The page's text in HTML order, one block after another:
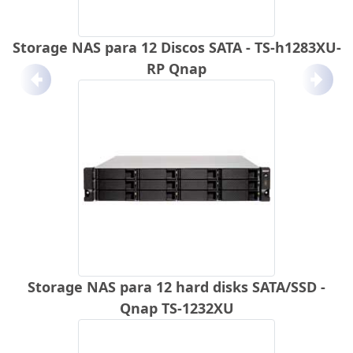
Storage NAS para 12 Discos SATA - TS-h1283XU-
RP Qnap
Storage NAS para 12 hard disks SATA/SSD -
Qnap TS-1232XU
Anterior